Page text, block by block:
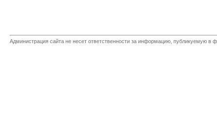
Администрация сайта не несет ответственности за информацию, публикуемую